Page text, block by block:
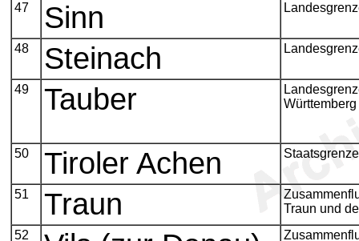
47 Sinn
48 Steinach
49 Tauber
50 Tiroler Achen
51 Traun
Traun und
52